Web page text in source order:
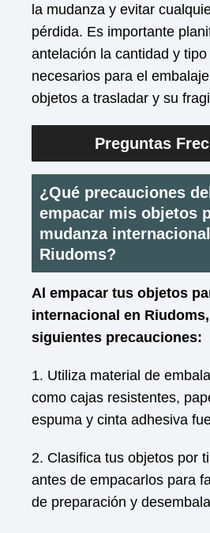
la mudanza y evitar
pérdida. Es importante
antelación la cantidad y
necesarios para el
objetos a trasladar y su
Preguntas
¿Qué precauciones
empacar mis objetos
mudanza
Riudoms?
Al empacar tus objetos
internacional en
siguientes precauciones:
1. Utiliza material de
como cajas resistentes,
espuma y cinta adhesiva
2. Clasifica tus objetos por
antes de empacarlos para
de preparación y